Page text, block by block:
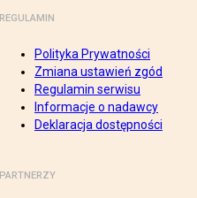
REGULAMIN
Polityka Prywatności
Zmiana ustawień zgód
Regulamin serwisu
Informacje o nadawcy
Deklaracja dostępności
PARTNERZY